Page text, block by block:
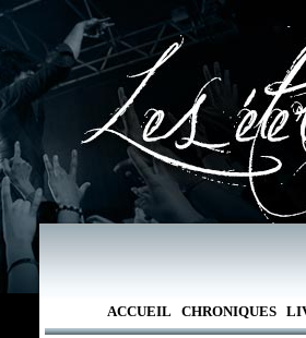
ACCUEIL CHRONIQUES